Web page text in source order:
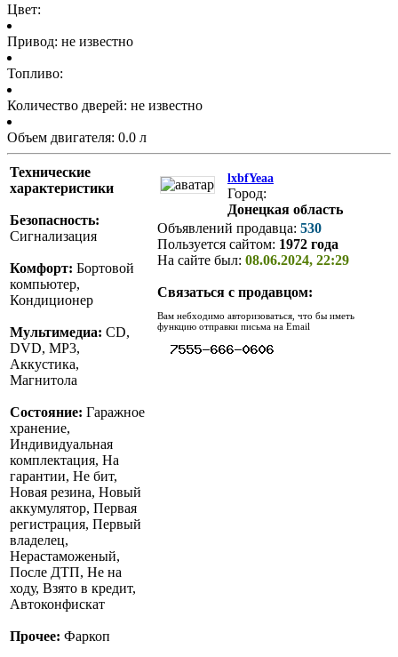
Цвет:
Привод: не известно
Топливо:
Количество дверей: не известно
Объем двигателя: 0.0 л
Технические
характеристики
Безопасность:
Сигнализация
Комфорт: Бортовой
компьютер,
Кондиционер
Мультимедиа: CD,
DVD, MP3,
Аккустика,
Магнитола
Состояние: Гаражное
хранение,
Индивидуальная
комплектация, На
гарантии, Не бит,
Новая резина, Новый
аккумулятор, Первая
регистрация, Первый
владелец,
Нерастаможеный,
После ДТП, Не на
ходу, Взято в кредит,
Автоконфискат
Прочее: Фаркоп
lxbfYeaa
Город:
Донецкая область
Объявлений продавца: 530
Пользуется сайтом: 1972 года
На сайте был: 08.06.2024, 22:29
Связаться с продавцом:
Вам небходимо авторизоваться, что бы иметь
функцию отправки письма на Email